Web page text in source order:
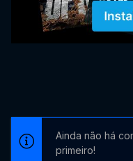
Ainda não há
primeiro!